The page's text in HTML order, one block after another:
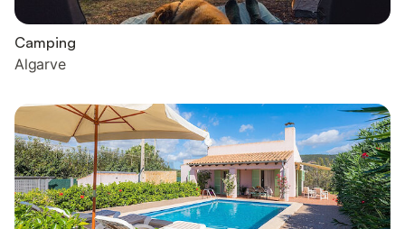
Camping
Algarve